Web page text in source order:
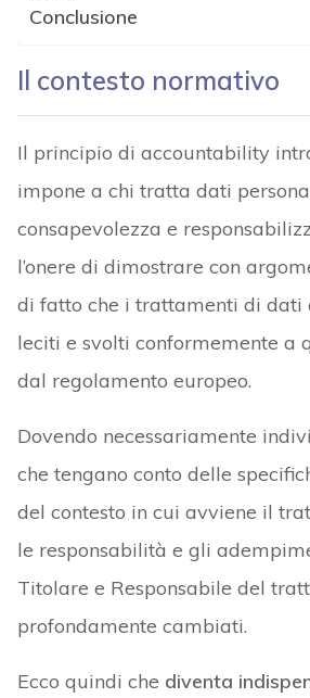
Conclusione
Il contesto normativo
Il principio di accountability
impone a chi tratta dati
consapevolezza e
l’onere di dimostrare con
di fatto che i trattamenti di dati
leciti e svolti conformemente a
dal regolamento europeo.
Dovendo necessariamente
che tengano conto delle
del contesto in cui avviene il
le responsabilità e gli
Titolare e Responsabile del
profondamente cambiati.
Ecco quindi che diventa